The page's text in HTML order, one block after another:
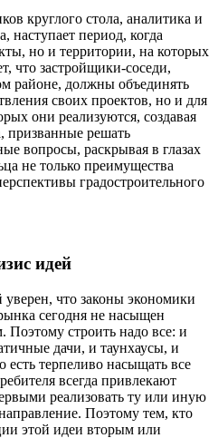
круглого стола, аналитика и
наступает период, когда
но и территории, на которых
что застройщики-соседи,
районе, должны объединять
своих проектов, но и для
они реализуются, создавая
призванные решать
вопросы, раскрывая в глазах
не только преимущества
градостроительного
идей
что законы экономики
сегодня не насыщен
Поэтому строить надо все: и
дачи, и таунхаусы, и
есть терпеливо насыщать все
всегда привлекают
реализовать ту или иную
Поэтому тем, кто
этой идеи вторым или